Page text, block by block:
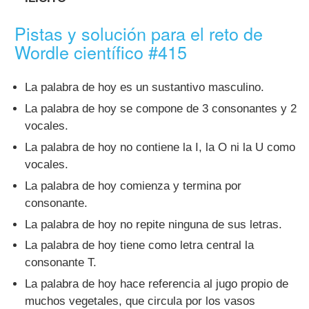
Pistas y solución para el reto de
Wordle científico #415
La palabra de hoy es un sustantivo masculino.
La palabra de hoy se compone de 3 consonantes y 2
vocales.
La palabra de hoy no contiene la I, la O ni la U como
vocales.
La palabra de hoy comienza y termina por
consonante.
La palabra de hoy no repite ninguna de sus letras.
La palabra de hoy tiene como letra central la
consonante T.
La palabra de hoy hace referencia al jugo propio de
muchos vegetales, que circula por los vasos